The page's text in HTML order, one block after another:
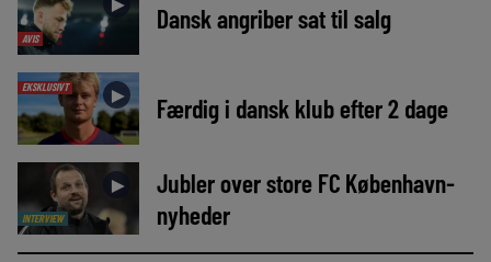
AVIS
► Dansk angriber sat til salg
EKSKLUSIVT ► Færdig i dansk klub efter 2 dage
INTERVIEW
►
Jubler over store FC København-
nyheder